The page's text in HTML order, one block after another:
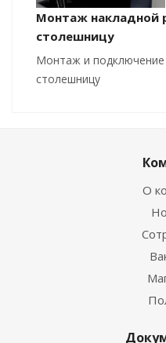
Монтаж накладной
столешницу
Монтаж и подключение
столешницу
О